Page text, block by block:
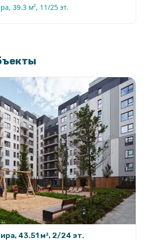
39.3 м², 11/25 эт.
43.51 м², 2/24 эт.